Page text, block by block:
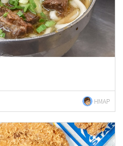
HMAP